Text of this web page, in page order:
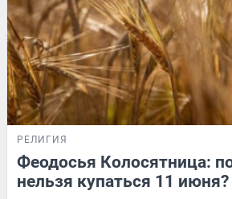
РЕЛИГИЯ
Феодосья Колосятница:
нельзя купаться 11 июня?